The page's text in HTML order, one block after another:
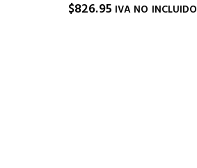
$826.95 IVA NO INCLUIDO